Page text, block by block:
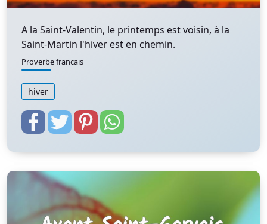
A la Saint-Valentin, le printemps est voisin, à la
Saint-Martin l'hiver est en chemin.
Proverbe francais
hiver